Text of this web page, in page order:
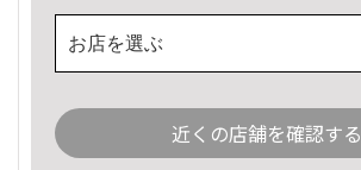
お店を選ぶ
近くの店舗を確認する